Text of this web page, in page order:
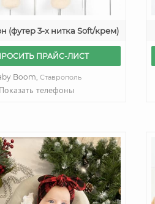
(футер 3-х нитка Soft/крем)
ПРАЙС-ЛИСТ
Boom, Ставрополь
Показать телефоны